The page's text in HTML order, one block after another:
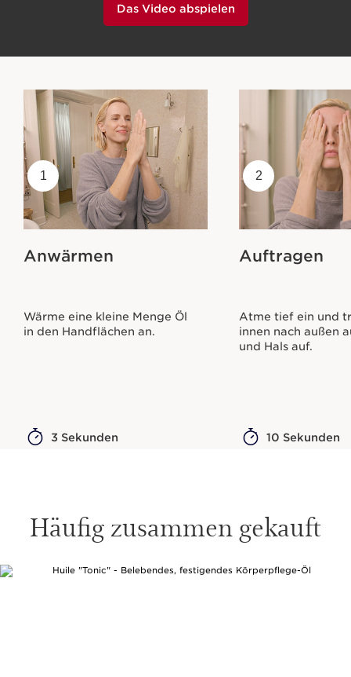
Das Video abspielen
1
Anwärmen
Wärme eine kleine Menge Öl
in den Handflächen an.
3 Sekunden
2
Auftragen
Atme tief ein und
innen nach außen
und Hals auf.
10 Sekunden
Häufig zusammen gekauft